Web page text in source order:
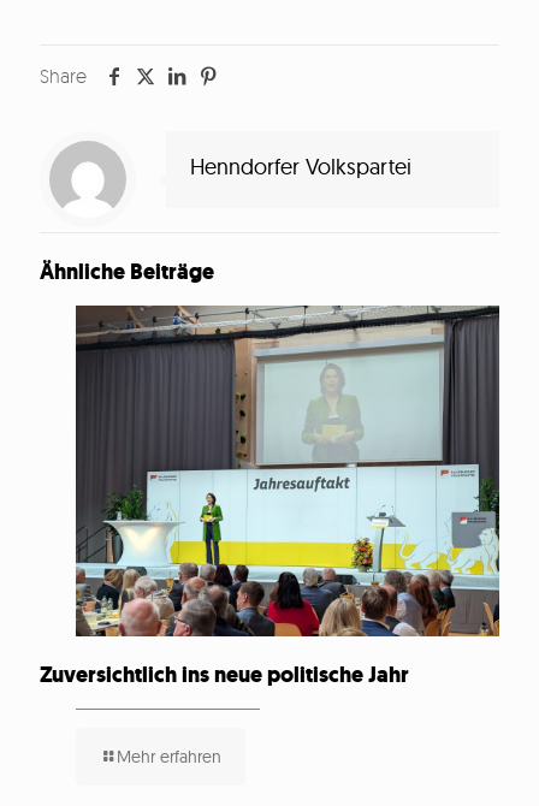
Share
Henndorfer Volkspartei
Ähnliche Beiträge
Zuversichtlich ins neue politische Jahr
Mehr erfahren